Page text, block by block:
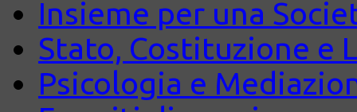
Insieme per una
Stato, Costituzione e
Psicologia e